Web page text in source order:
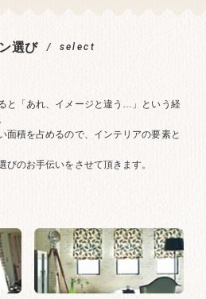
選び select
と「あれ、イメージと違う…」という経
面積を占めるので、インテリアの要素と
のお手伝いをさせて頂きます。